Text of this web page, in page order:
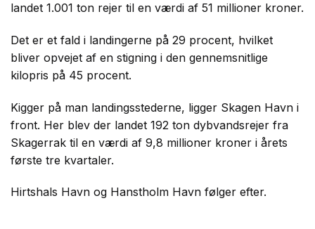
landet 1.001 ton rejer til en værdi af 51 millioner kroner.
Det er et fald i landingerne på 29 procent, hvilket
bliver opvejet af en stigning i den gennemsnitlige
kilopris på 45 procent.
Kigger på man landingsstederne, ligger Skagen Havn i
front. Her blev der landet 192 ton dybvandsrejer fra
Skagerrak til en værdi af 9,8 millioner kroner i årets
første tre kvartaler.
Hirtshals Havn og Hanstholm Havn følger efter.